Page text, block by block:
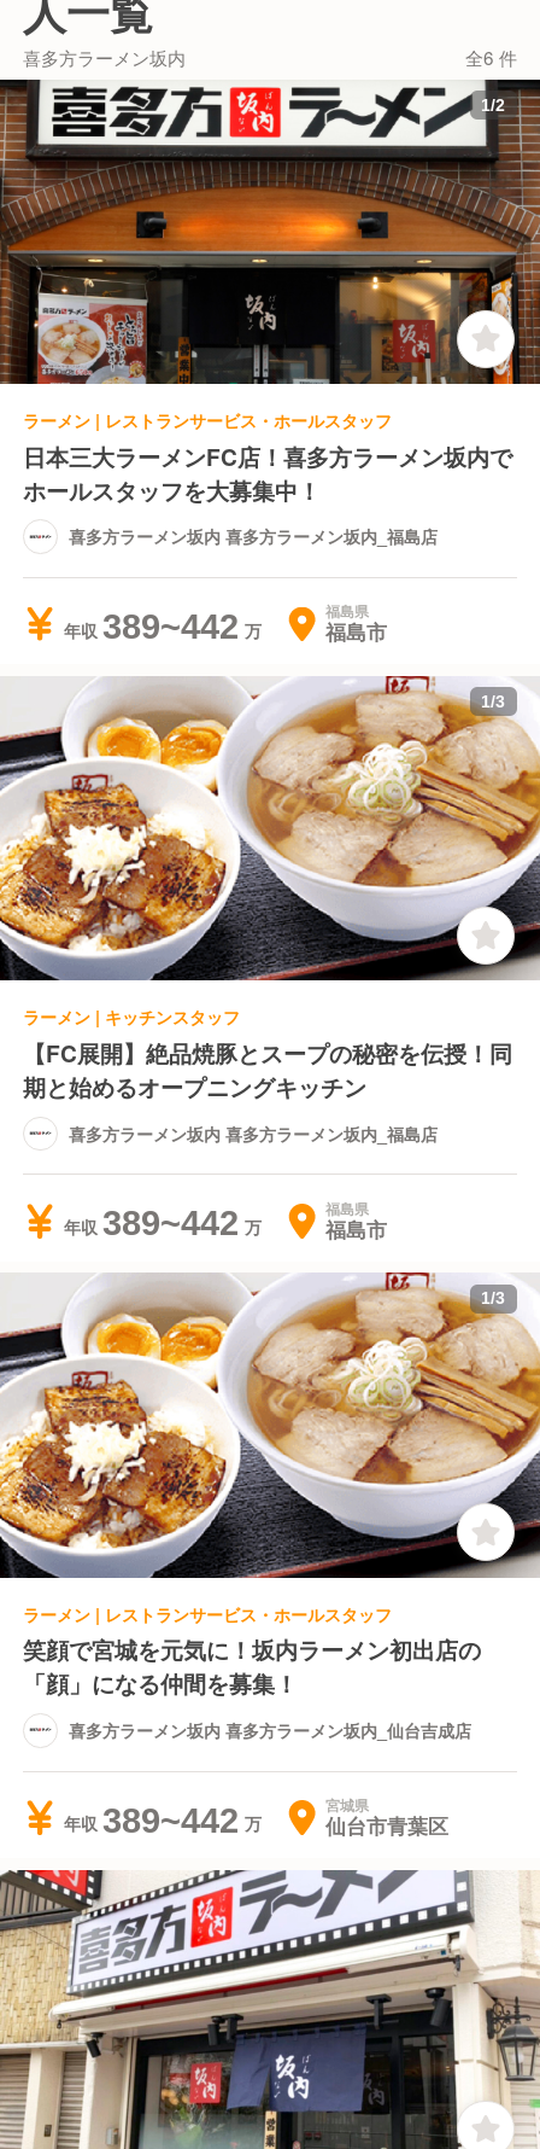
弊社の新しい事業拡大へ向けた幹部候補を目指したい
という方の応募をお待ちしております。
喜多方ラーメン坂内 全6 件
1/2
ラーメン | レストランサービス・ホールスタッフ
日本三大ラーメンFC店！喜多方ラーメン坂内で
ホールスタッフを大募集中！
喜多方ラーメン坂内 喜多方ラーメン坂内_福島店
年収 389~442 福島県
福島市
1/3
ラーメン | キッチンスタッフ
【FC展開】絶品焼豚とスープの秘密を伝授！同
期と始めるオープニングキッチン
喜多方ラーメン坂内 喜多方ラーメン坂内_福島店
年収 389~442 福島県
福島市
1/3
ラーメン | レストランサービス・ホールスタッフ
笑顔で宮城を元気に！坂内ラーメン初出店の
「顔」になる仲間を募集！
喜多方ラーメン坂内 喜多方ラーメン坂内_仙台吉成店
年収 389~442 宮城県
仙台市青葉区